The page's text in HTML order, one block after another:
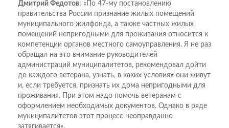
Дмитрий Федотов: «По 47-му постановлению
правительства России признание жилых помещений
муниципального жилфонда, а также частных жилых
помещений непригодными для проживания относится к
компетенции органов местного самоуправления. Я не раз
обращал на это внимание руководителей
администраций муниципалитетов, рекомендовал дойти
до каждого ветерана, узнать, в каких условиях они живут
и, если требуется, признать их дома непригодными для
проживания. При этом надо помочь ветеранам с
оформлением необходимых документов. Однако в ряде
муниципалитетов этот процесс неоправданно
затягивается».